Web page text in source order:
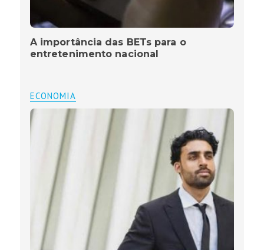
A importância das BETs para o
entretenimento nacional
ECONOMIA